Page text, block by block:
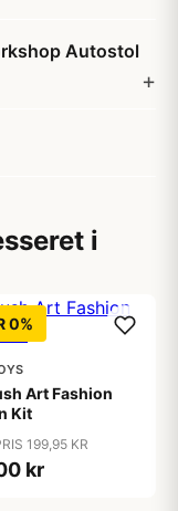
Autostol
i
0%
Art Fashion
Kit
199,95 KR
kr